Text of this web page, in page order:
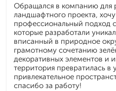
Обращался в компанию для
ландшафтного проекта,
профессиональный подход
которые разработали
вписанный в природное
грамотному сочетанию
декоративных элементов и
территория превратилась в
привлекательное
спасибо за работу!